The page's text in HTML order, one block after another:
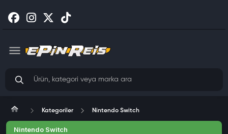
Kategoriler Nintendo Switch
Nintendo Switch